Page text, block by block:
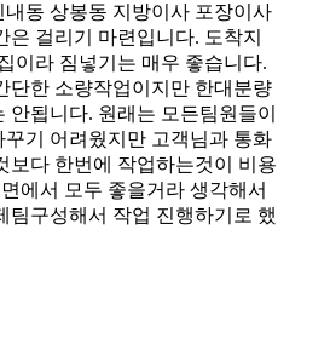
동 상봉동 지방이사 포장이사
은 걸리기 마련입니다. 도착지
이라 짐넣기는 매우 좋습니다.
단한 소량작업이지만 한대분량
안됩니다. 원래는 모든팀원들이
기 어려웠지만 고객님과 통화
보다 한번에 작업하는것이 비용
에서 모두 좋을거라 생각해서
팀구성해서 작업 진행하기로 했